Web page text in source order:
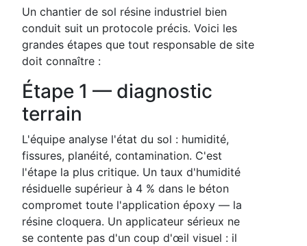
Un chantier de sol résine industriel bien
conduit suit un protocole précis. Voici les
grandes étapes que tout responsable de site
doit connaître :
Étape 1 — diagnostic
terrain
L'équipe analyse l'état du sol : humidité,
fissures, planéité, contamination. C'est
l'étape la plus critique. Un taux d'humidité
résiduelle supérieur à 4 % dans le béton
compromet toute l'application époxy — la
résine cloquera. Un applicateur sérieux ne
se contente pas d'un coup d'œil visuel : il